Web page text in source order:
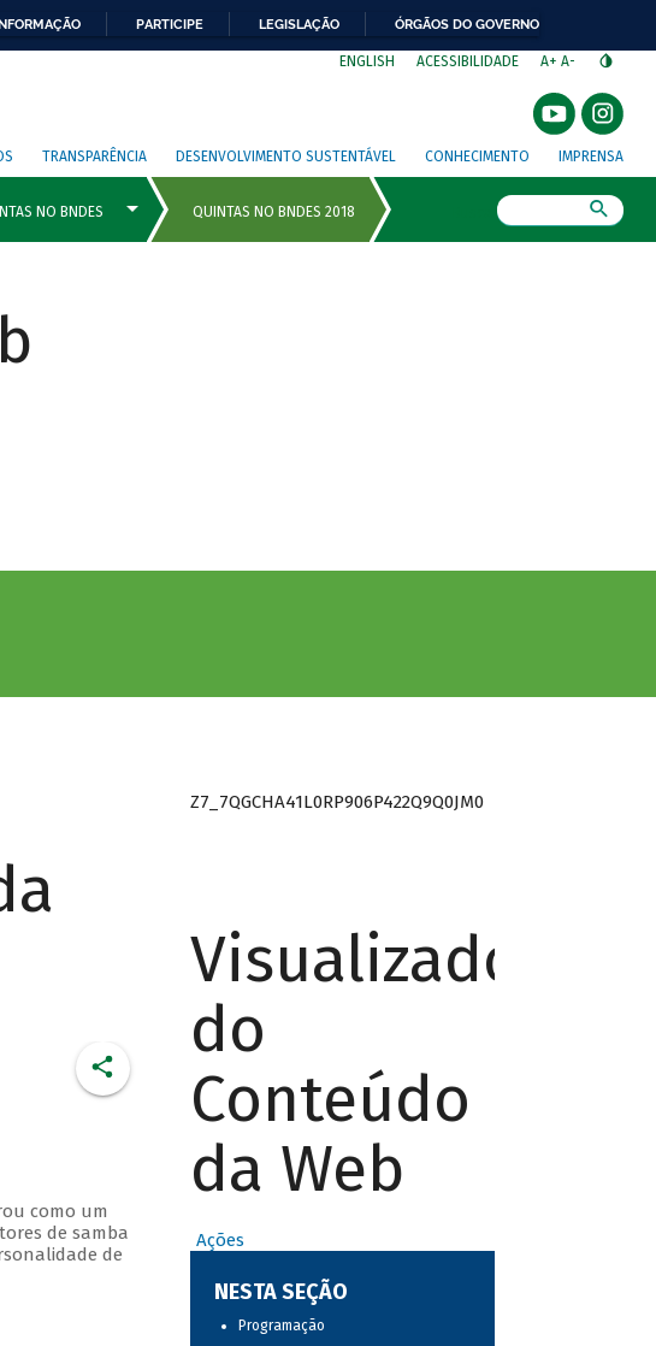
PARTICIPE LEGISLAÇÃO ÓRGÃOS DO GOVERNO
ENGLISH ACESSIBILIDADE A+ A-
TRANSPARÊNCIA DESENVOLVIMENTO SUSTENTÁVEL CONHECIMENTO IMPRENSA
como um
de samba
de
Z7_7QGCHA41L0RP906P422Q9Q0JM0
Visualizador
do
Conteúdo
da Web
Ações
NESTA SEÇÃO
Programação